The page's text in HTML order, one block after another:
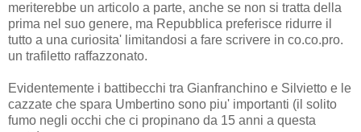
meriterebbe un articolo a parte, anche se non si tratta della
prima nel suo genere, ma Repubblica preferisce ridurre il
tutto a una curiosita' limitandosi a fare scrivere in co.co.pro.
un trafiletto raffazzonato.
Evidentemente i battibecchi tra Gianfranchino e Silvietto e le
cazzate che spara Umbertino sono piu' importanti (il solito
fumo negli occhi che ci propinano da 15 anni a questa